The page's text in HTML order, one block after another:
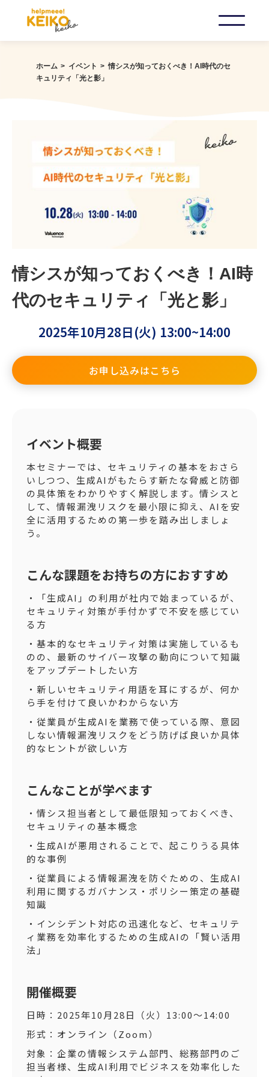
ホーム イベント
情シスが知っておくべき！AI時代のセ
キュリティ「光と影」
情シスが知っておくべき！AI時
代のセキュリティ「光と影」
2025年10月28日(火) 13:00~14:00
お申し込みはこちら
イベント概要
本セミナーでは、セキュリティの基本をおさら
いしつつ、生成AIがもたらす新たな脅威と防御
の具体策をわかりやすく解説します。情シスと
して、情報漏洩リスクを最小限に抑え、AIを安
全に活用するための第一歩を踏み出しましょ
う。
こんな課題をお持ちの方におすすめ
・「生成AI」の利用が社内で始まっているが、
セキュリティ対策が手付かずで不安を感じてい
る方
・基本的なセキュリティ対策は実施しているも
のの、最新のサイバー攻撃の動向について知識
をアップデートしたい方
・新しいセキュリティ用語を耳にするが、何か
ら手を付けて良いかわからない方
・従業員が生成AIを業務で使っている際、意図
しない情報漏洩リスクをどう防げば良いか具体
的なヒントが欲しい方
こんなことが学べます
・情シス担当者として最低限知っておくべき、
セキュリティの基本概念
・生成AIが悪用されることで、起こりうる具体
的な事例
・従業員による情報漏洩を防ぐための、生成AI
利用に関するガバナンス・ポリシー策定の基礎
知識
・インシデント対応の迅速化など、セキュリテ
ィ業務を効率化するための生成AIの「賢い活用
法」
開催概要
日時：2025年10月28日（火）13:00〜14:00
形式：オンライン（Zoom）
対象：企業の情報システム部門、総務部門のご
担当者様、生成AI利用でビジネスを効率化した